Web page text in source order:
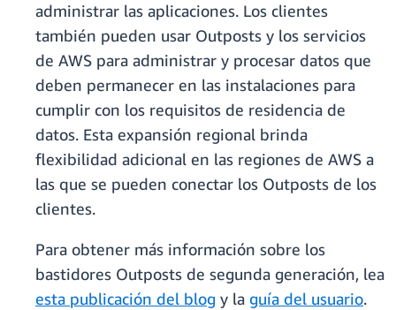
administrar las aplicaciones. Los clientes
también pueden usar Outposts y los servicios
de AWS para administrar y procesar datos que
deben permanecer en las instalaciones para
cumplir con los requisitos de residencia de
datos. Esta expansión regional brinda
flexibilidad adicional en las regiones de AWS a
las que se pueden conectar los Outposts de los
clientes.
Para obtener más información sobre los
bastidores Outposts de segunda generación, lea
esta publicación del blog y la guía del usuario.